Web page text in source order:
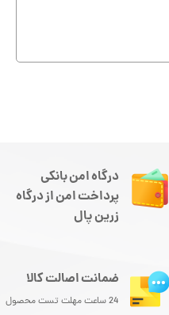
درگاه امن بانکی
پرداخت امن از درگاه
زرین پال
ضمانت اصالت کالا
24 ساعت مهلت تست محصول